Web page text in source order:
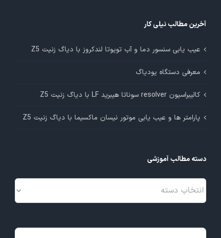
آخرین مطالب نیلی کار
عیب یابی سنسور دما و آب تویوتا لندکروز با دیاگ زنیت Z5
معرفی دستگاه یودیاگ
کالیبراسیون resolver سوناتا هیبرید LF با دیاگ زنیت Z5
پارامتر ها و عیب یابی موتور نیسان ماکسیما با دیاگ زنیت Z5
دسته مطالب آموزشی
دسته